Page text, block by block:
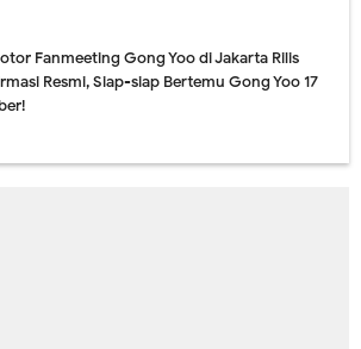
Fanmeeting Gong Yoo di Jakarta Rilis
Resmi, Siap-siap Bertemu Gong Yoo 17